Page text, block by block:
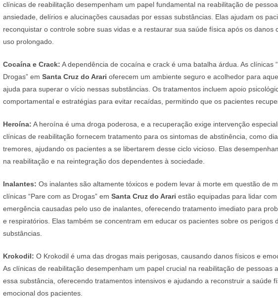
clínicas de reabilitação desempenham um papel fundamental na reabilitação de
ansiedade, delírios e alucinações causadas por essas substâncias. Elas ajudam os
reconquistar o controle sobre suas vidas e a restaurar sua saúde física após os danos
uso prolongado.
Cocaína e Crack: A dependência de cocaína e crack é uma batalha árdua. As clínicas
Drogas” em Santa Cruz do Arari oferecem um ambiente seguro e acolhedor para
ajuda para superar o vício nessas substâncias. Os tratamentos incluem apoio
comportamental e estratégias para evitar recaídas, permitindo que os pacientes
Heroína: A heroína é uma droga poderosa, e a recuperação exige intervenção
clínicas de reabilitação fornecem tratamento para os sintomas de abstinência, como
tremores, ajudando os pacientes a se libertarem desse ciclo vicioso. Elas
na reabilitação e na reintegração dos dependentes à sociedade.
Inalantes: Os inalantes são altamente tóxicos e podem levar à morte em questão de
clínicas “Pare com as Drogas” em Santa Cruz do Arari estão equipadas para lidar
emergência causadas pelo uso de inalantes, oferecendo tratamento imediato para
e respiratórios. Elas também se concentram em educar os pacientes sobre os perigos
substâncias.
Krokodil: O Krokodil é uma das drogas mais perigosas, causando danos físicos e
As clínicas de reabilitação desempenham um papel crucial na reabilitação de pessoas
essa substância, oferecendo tratamentos intensivos e ajudando a reconstruir a saúde
emocional dos pacientes.